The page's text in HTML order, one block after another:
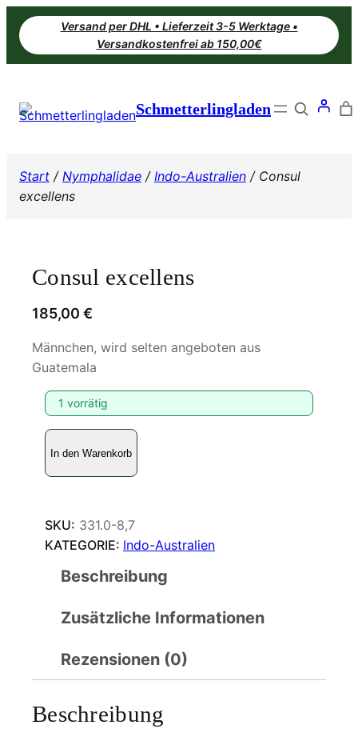
Zum
Inhalt
springen
Versand per DHL • Lieferzeit 3-5 Werktage •
Versandkostenfrei ab 150,00€
Schmetterlingladen Search
Start / Nymphalidae / Indo-Australien / Consul
excellens
Consul excellens
185,00 €
Männchen, wird selten angeboten aus
Guatemala
1 vorrätig
C
o
n
u
l
e
s
In den Warenkorb
SKU: 331.0-8,7
KATEGORIE: Indo-Australien
Beschreibung
Zusätzliche Informationen
Rezensionen (0)
Beschreibung